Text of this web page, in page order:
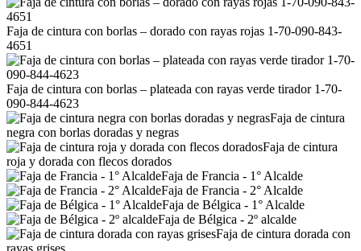
Faja de cintura con borlas – dorado con rayas rojas 1-70-090-843-
4651
Faja de cintura con borlas – plateada con rayas verde tirador 1-70-
090-844-4623
Faja de cintura
negra con borlas doradas y negras
Faja de cintura
roja y dorada con flecos dorados
Faja de Francia - 1° Alcalde
Faja de Francia - 2° Alcalde
Faja de Bélgica - 1° Alcalde
Faja de Bélgica - 2º alcalde
Faja de cintura dorada con